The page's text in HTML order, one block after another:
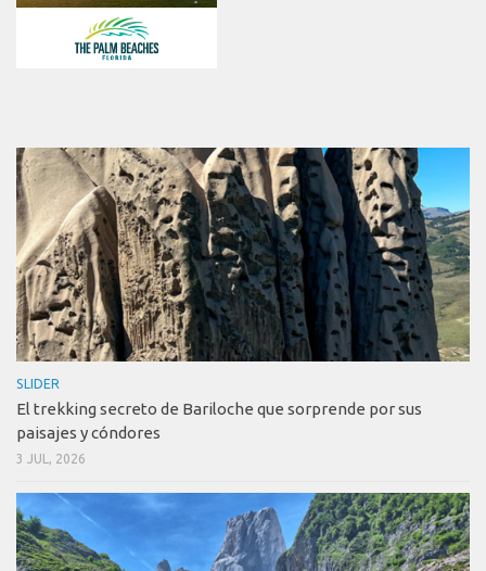
SLIDER
El trekking secreto de Bariloche que sorprende por sus
paisajes y cóndores
3 JUL, 2026